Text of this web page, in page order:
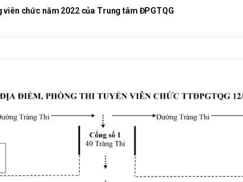
chức năm 2022 của Trung tâm ĐPGTQG